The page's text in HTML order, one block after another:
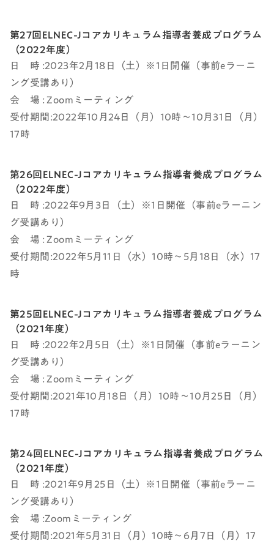
第27回ELNEC-Jコアカリキュラム指導者養成プログラム
（2022年度）
日 時 :2023年2月18日（土）※1日開催（事前eラーニ
ング受講あり）
会 場 : Zoomミーティング
受付期間:2022年10月24日（月）10時～10月31日（月）
17時
第26回ELNEC-Jコアカリキュラム指導者養成プログラム
（2022年度）
日 時 :2022年9月3日（土）※1日開催（事前eラーニン
グ受講あり）
会 場 : Zoomミーティング
受付期間:2022年5月11日（水）10時～5月18日（水）17
時
第25回ELNEC-Jコアカリキュラム指導者養成プログラム
（2021年度）
日 時 :2022年2月5日（土）※1日開催（事前eラーニン
グ受講あり）
会 場 : Zoomミーティング
受付期間:2021年10月18日（月）10時～10月25日（月）
17時
第24回ELNEC-Jコアカリキュラム指導者養成プログラム
（2021年度）
日 時 :2021年9月25日（土）※1日開催（事前eラーニ
ング受講あり）
会 場 :Zoomミーティング
受付期間:2021年5月31日（月）10時～6月7日（月）17